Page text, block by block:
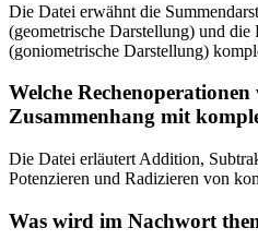
Die Datei erwähnt die
(geometrische Darstellung) und
(goniometrische Darstellung)
Welche
Zusammenhang mit
Die Datei erläutert Addition,
Potenzieren und Radizieren von
Was wird im Nachwort